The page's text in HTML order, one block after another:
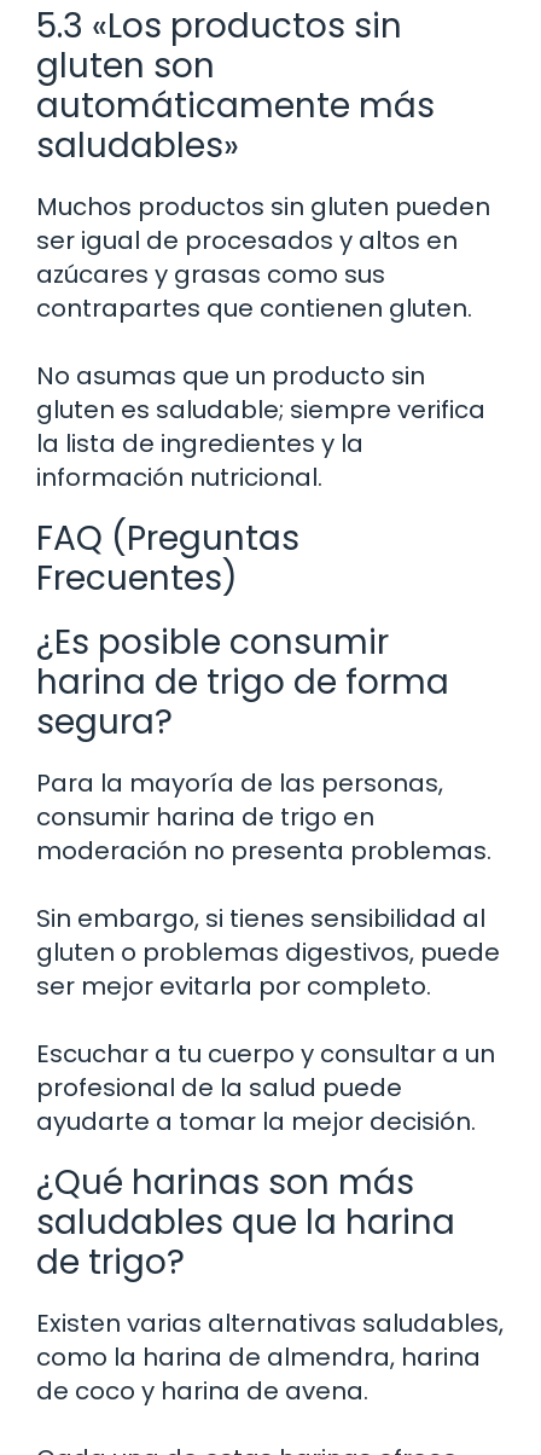
5.3 «Los productos sin
gluten son
automáticamente más
saludables»
Muchos productos sin gluten pueden
ser igual de procesados y altos en
azúcares y grasas como sus
contrapartes que contienen gluten.
No asumas que un producto sin
gluten es saludable; siempre verifica
la lista de ingredientes y la
información nutricional.
FAQ (Preguntas
Frecuentes)
¿Es posible consumir
harina de trigo de forma
segura?
Para la mayoría de las personas,
consumir harina de trigo en
moderación no presenta problemas.
Sin embargo, si tienes sensibilidad al
gluten o problemas digestivos, puede
ser mejor evitarla por completo.
Escuchar a tu cuerpo y consultar a un
profesional de la salud puede
ayudarte a tomar la mejor decisión.
¿Qué harinas son más
saludables que la harina
de trigo?
Existen varias alternativas saludables,
como la harina de almendra, harina
de coco y harina de avena.